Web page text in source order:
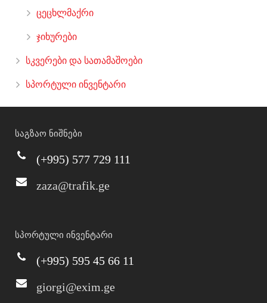
ცეცხლმაქრი
ჯიხურები
სკვერები და სათამაშოები
სპორტული ინვენტარი
საგზაო ნიშნები
(+995) 577 729 111
zaza@trafik.ge
სპორტული ინვენტარი
(+995) 595 45 66 11
giorgi@exim.ge